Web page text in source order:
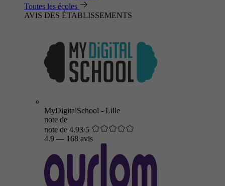
Toutes les écoles
AVIS DES ÉTABLISSEMENTS
MyDigitalSchool - Lille
note de
note de 4.93/5
4.9 — 168 avis